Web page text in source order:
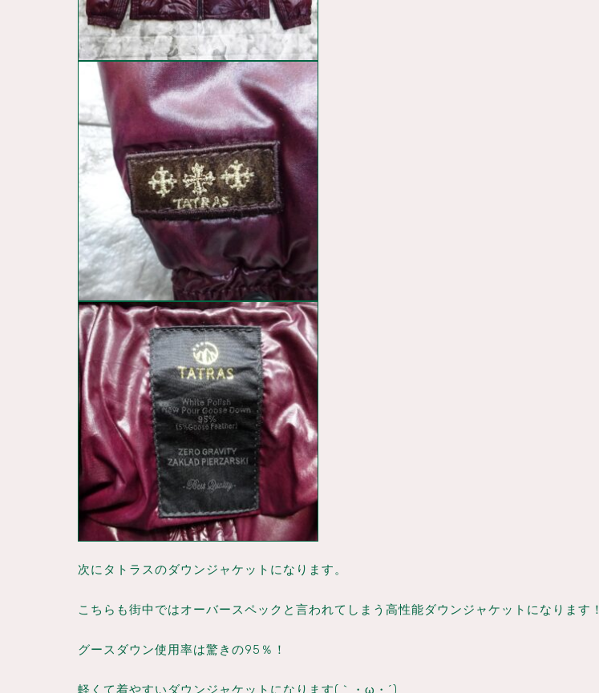
次にタトラスのダウンジャケットになります。
こちらも街中ではオーバースペックと言われてしまう高性能ダウンジャケットになります！
グースダウン使用率は驚きの95％！
軽くて着やすいダウンジャケットになります(｀・ω・´)